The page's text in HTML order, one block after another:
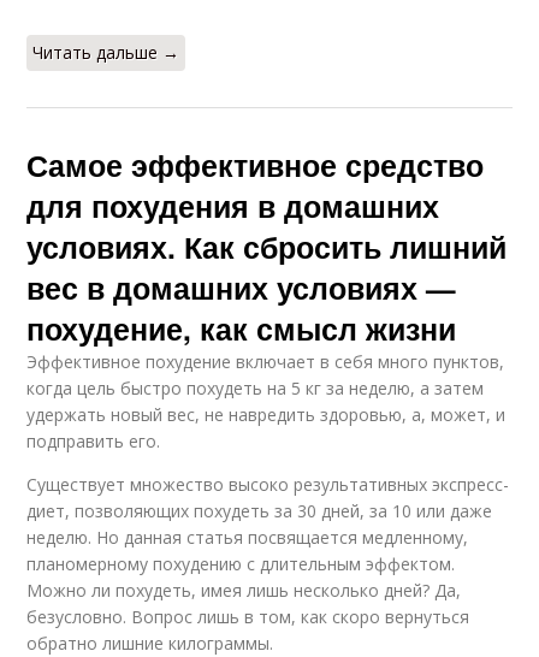
Читать дальше →
Самое эффективное средство
для похудения в домашних
условиях. Как сбросить лишний
вес в домашних условиях —
похудение, как смысл жизни
Эффективное похудение включает в себя много пунктов,
когда цель быстро похудеть на 5 кг за неделю, а затем
удержать новый вес, не навредить здоровью, а, может, и
подправить его.
Существует множество высоко результативных экспресс-
диет, позволяющих похудеть за 30 дней, за 10 или даже
неделю. Но данная статья посвящается медленному,
планомерному похудению с длительным эффектом.
Можно ли похудеть, имея лишь несколько дней? Да,
безусловно. Вопрос лишь в том, как скоро вернуться
обратно лишние килограммы.